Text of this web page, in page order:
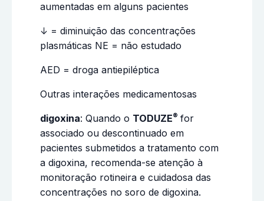
aumentadas em alguns pacientes
↓ = diminuição das concentrações
plasmáticas NE = não estudado
AED = droga antiepiléptica
Outras interações medicamentosas
digoxina: Quando o TODUZE® for
associado ou descontinuado em
pacientes submetidos a tratamento com
a digoxina, recomenda-se atenção à
monitoração rotineira e cuidadosa das
concentrações no soro de digoxina.